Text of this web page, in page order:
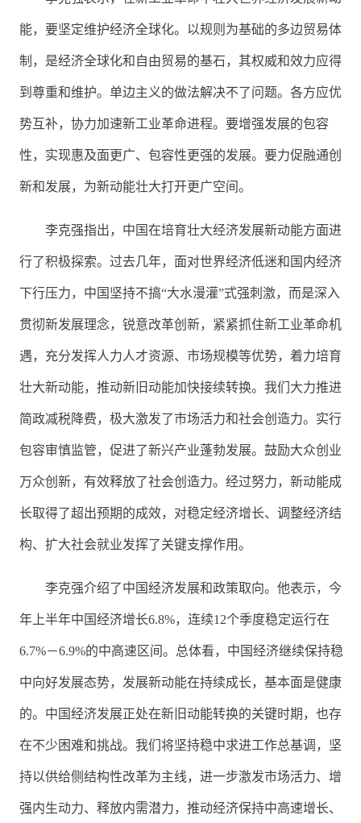
能，要坚定维护经济全球化。以规则为基础的多边贸易体
制，是经济全球化和自由贸易的基石，其权威和效力应得
到尊重和维护。单边主义的做法解决不了问题。各方应优
势互补，协力加速新工业革命进程。要增强发展的包容
性，实现惠及面更广、包容性更强的发展。要力促融通创
新和发展，为新动能壮大打开更广空间。
李克强指出，中国在培育壮大经济发展新动能方面进
行了积极探索。过去几年，面对世界经济低迷和国内经济
下行压力，中国坚持不搞“大水漫灌”式强刺激，而是深入
贯彻新发展理念，锐意改革创新，紧紧抓住新工业革命机
遇，充分发挥人力人才资源、市场规模等优势，着力培育
壮大新动能，推动新旧动能加快接续转换。我们大力推进
简政减税降费，极大激发了市场活力和社会创造力。实行
包容审慎监管，促进了新兴产业蓬勃发展。鼓励大众创业
万众创新，有效释放了社会创造力。经过努力，新动能成
长取得了超出预期的成效，对稳定经济增长、调整经济结
构、扩大社会就业发挥了关键支撑作用。
李克强介绍了中国经济发展和政策取向。他表示，今
年上半年中国经济增长6.8%，连续12个季度稳定运行在
6.7%－6.9%的中高速区间。总体看，中国经济继续保持稳
中向好发展态势，发展新动能在持续成长，基本面是健康
的。中国经济发展正处在新旧动能转换的关键时期，也存
在不少困难和挑战。我们将坚持稳中求进工作总基调，坚
持以供给侧结构性改革为主线，进一步激发市场活力、增
强内生动力、释放内需潜力，推动经济保持中高速增长、